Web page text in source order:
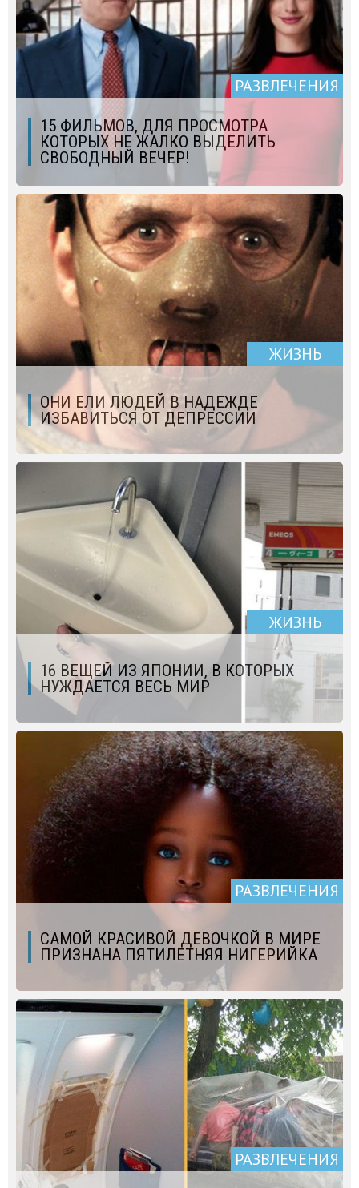
РАЗВЛЕЧЕНИЯ
15 ФИЛЬМОВ, ДЛЯ ПРОСМОТРА
КОТОРЫХ НЕ ЖАЛКО ВЫДЕЛИТЬ
СВОБОДНЫЙ ВЕЧЕР!
ЖИЗНЬ
ОНИ ЕЛИ ЛЮДЕЙ В НАДЕЖДЕ
ИЗБАВИТЬСЯ ОТ ДЕПРЕССИИ
ЖИЗНЬ
16 ВЕЩЕЙ ИЗ ЯПОНИИ, В КОТОРЫХ
НУЖДАЕТСЯ ВЕСЬ МИР
РАЗВЛЕЧЕНИЯ
САМОЙ КРАСИВОЙ ДЕВОЧКОЙ В МИРЕ
ПРИЗНАНА ПЯТИЛЕТНЯЯ НИГЕРИЙКА
РАЗВЛЕЧЕНИЯ